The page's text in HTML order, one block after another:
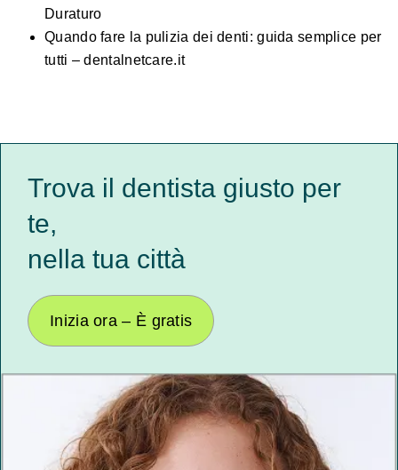
Duraturo
Quando fare la pulizia dei denti: guida semplice per
tutti – dentalnetcare.it
Trova il dentista giusto per
te,
nella tua città
Inizia ora – È gratis